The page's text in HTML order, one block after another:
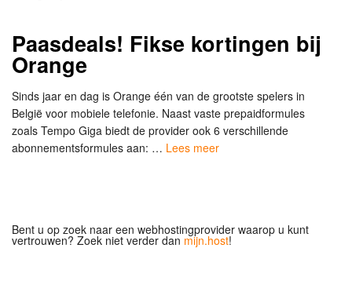
Paasdeals! Fikse kortingen bij
Orange
Sinds jaar en dag is Orange één van de grootste spelers in
België voor mobiele telefonie. Naast vaste prepaidformules
zoals Tempo Giga biedt de provider ook 6 verschillende
abonnementsformules aan: … Lees meer
Bent u op zoek naar een webhostingprovider waarop u kunt
vertrouwen? Zoek niet verder dan mijn.host!